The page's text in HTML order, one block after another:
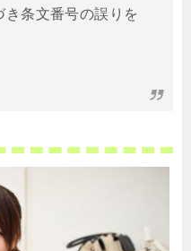
条文番号の誤りを